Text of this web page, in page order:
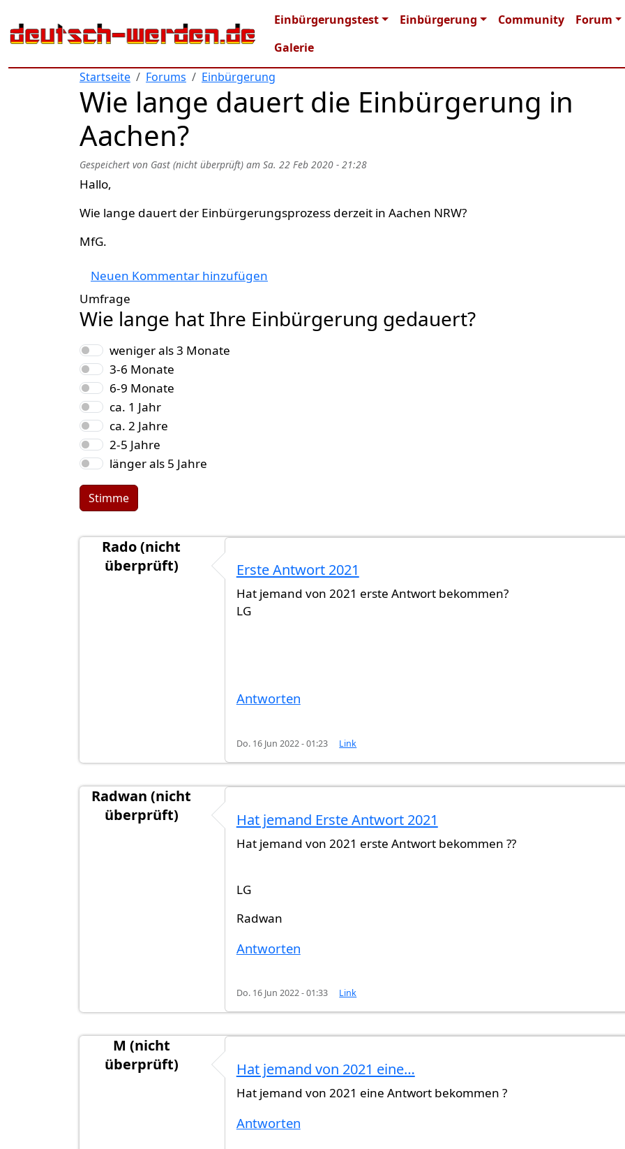
Main navigation
Einbürgerungstest Einbürgerung Community
Forum
Galerie
Startseite
Forums Einbürgerung
Wie lange dauert die Einbürgerung in
Aachen?
Gespeichert von Gast (nicht überprüft) am Sa. 22 Feb 2020 - 21:28
Hallo,
Wie lange dauert der Einbürgerungsprozess derzeit in Aachen NRW?
MfG.
Neuen Kommentar hinzufügen
Umfrage
Wie lange hat Ihre Einbürgerung gedauert?
Auswahlmöglichkeiten
weniger als 3 Monate
3-6 Monate
6-9 Monate
ca. 1 Jahr
ca. 2 Jahre
2-5 Jahre
länger als 5 Jahre
Stimme
Rado (nicht
überprüft)
Erste Antwort 2021
Hat jemand von 2021 erste Antwort bekommen?
LG
Antworten
Do. 16 Jun 2022 - 01:23 Link
Radwan (nicht
überprüft)
Hat jemand Erste Antwort 2021
Hat jemand von 2021 erste Antwort bekommen ??
LG
Radwan
Antworten
Do. 16 Jun 2022 - 01:33 Link
M (nicht
überprüft)
Hat jemand von 2021 eine…
Hat jemand von 2021 eine Antwort bekommen ?
Antworten